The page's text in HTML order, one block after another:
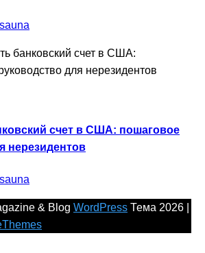
счет в США: пошаговое
нерезидентов
& Blog WordPress Тема 2026 |